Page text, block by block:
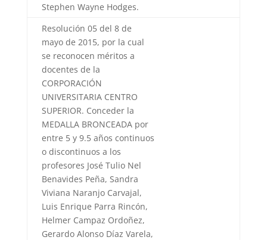
Stephen Wayne Hodges.
Resolución 05 del 8 de
mayo de 2015, por la cual
se reconocen méritos a
docentes de la
CORPORACIÓN
UNIVERSITARIA CENTRO
SUPERIOR. Conceder la
MEDALLA BRONCEADA por
entre 5 y 9.5 años continuos
o discontinuos a los
profesores José Tulio Nel
Benavides Peña, Sandra
Viviana Naranjo Carvajal,
Luis Enrique Parra Rincón,
Helmer Campaz Ordoñez,
Gerardo Alonso Díaz Varela,